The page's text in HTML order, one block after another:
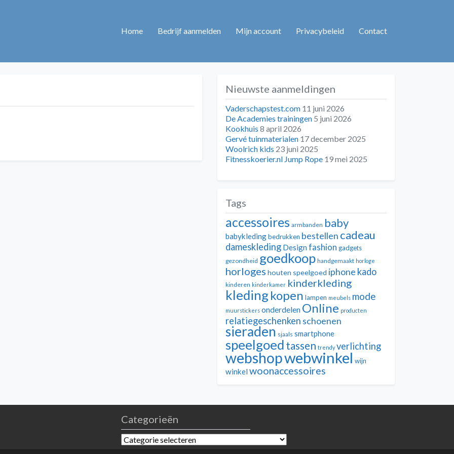
Home Bedrijf aanmelden Mijn account Privacybeleid Contact
Nieuwste aanmeldingen
Vaderschapstest.com 11 juni 2026
De Academies trainingen 5 juni 2026
Kookhuis 8 april 2026
Gervé tuinmaterialen 17 december 2025
Woolrich kids 23 juni 2025
Fitnesskoerier.nl Jump Rope 19 mei 2025
Tags
accessoires armbanden baby
babykledingbedrukken bestellen cadeau
dameskleding Design fashion gadgets
gezondheid goedkoop handgemaakt horloge
horloges houten speelgoed iphone kado
kinderen kinderkamer kinderkleding
kleding kopen lampen meubels mode
muurstickers onderdelen Online producten
relatiegeschenken schoenen
sieraden sjaals smartphone
speelgoed tassen trendy verlichting
webshopwebwinkel wijn
winkelwoonaccessoires
Categorieën
Categorieën